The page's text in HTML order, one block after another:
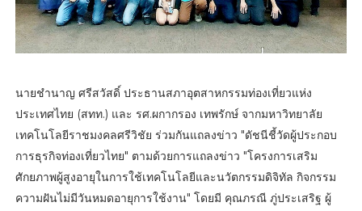
นายชำนาญ ศรีสวัสดิ์ ประธานสภาอุตสาหกรรมท่องเที่ยวแห่ง
ประเทศไทย (สทท.) และ รศ.ผกากรอง เทพรักษ์ จากมหาวิทยาลัย
เทคโนโลยีราชมงคลศรีวิชัย ร่วมกันแถลงข่าว "ดัชนีชี้วัดผู้ประกอบ
การธุรกิจท่องเที่ยวไทย" ตามด้วยการแถลงข่าว "โครงการเสริม
ศักยภาพผู้สูงอายุในการใช้เทคโนโลยีและนวัตกรรมดิจิทัล กิจกรรม
ความฝันไม่มีวันหมดอายุการใช้งาน" โดยมี คุณภรณี ภู่ประเสริฐ ผู้